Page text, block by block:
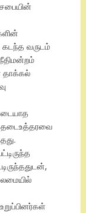
வருடம்
தாக்கல்
தடைஉத்தரவை